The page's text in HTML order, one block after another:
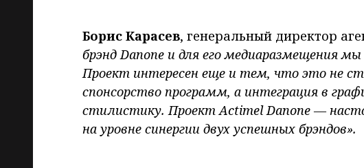
Борис Карасев, генеральный директор
брэнд Danone и для его медиаразмещения
Проект интересен еще и тем, что это не
спонсорство программ, а интеграция в
стилистику. Проект Actimel Danone —
на уровне синергии двух успешных брэндов».